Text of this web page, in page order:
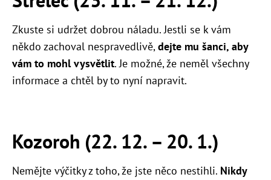
Zkuste si udržet dobrou náladu. Jestli se k vám
někdo zachoval nespravedlivě,dejte mu šanci, aby
vám to mohl vysvětlit. Je možné, že neměl všechny
informace a chtěl by to nyní napravit.
Kozoroh (22. 12. – 20. 1.)
Nemějte výčitky z toho, že jste něco nestihli. Nikdy